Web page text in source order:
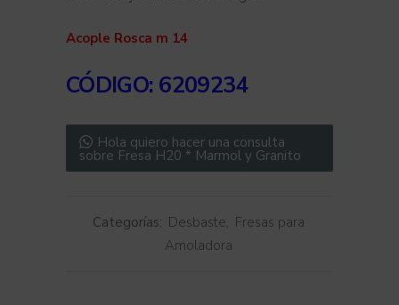
Acople Rosca m 14
CÓDIGO: 6209234
Hola quiero hacer una consulta
sobre Fresa H20 * Marmol y Granito
Categorías: Desbaste, Fresas para
Amoladora